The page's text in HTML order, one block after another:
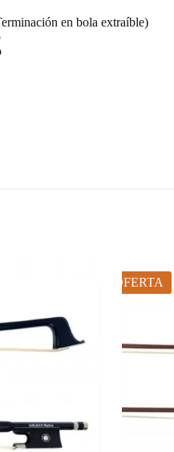
en bola extraíble)
OFERTA